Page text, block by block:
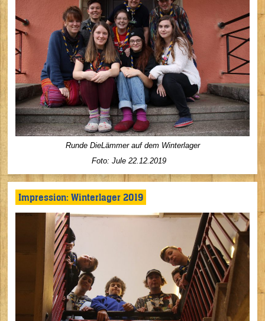
Runde DieLämmer auf dem Winterlager
Foto: Jule 22.12.2019
Impression: Winterlager 2019